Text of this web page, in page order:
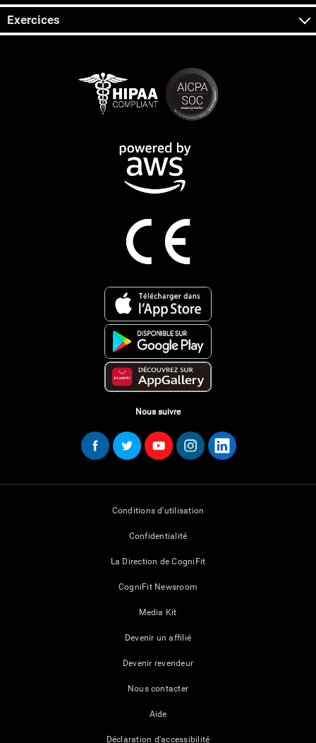
Exercices
Nous suivre
Conditions d'utilisation
Confidentialité
La Direction de CogniFit
CogniFit Newsroom
Media Kit
Devenir un affilié
Devenir revendeur
Nous contacter
Aide
Déclaration d'accessibilité